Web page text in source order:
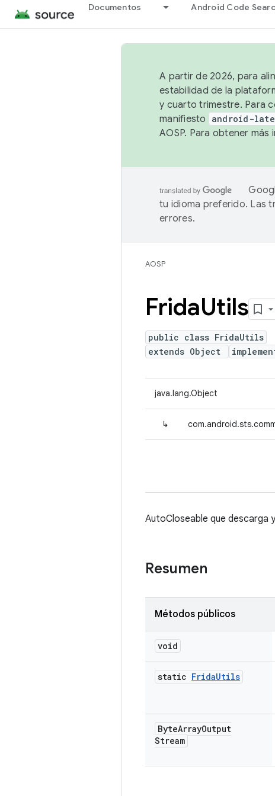
Documentos Android Code
A partir de 2026, para
estabilidad de la
y cuarto trimestre. Para
manifiesto
android-
AOSP. Para obtener
tu idioma preferido. Las
errores.
AOSP
FridaUtils
public class FridaUtils
extends Object
java.lang.Object
↳
AutoCloseable que descarga
Resumen
Métodos públicos
void
static FridaUtils
ByteArrayOutput
Stream